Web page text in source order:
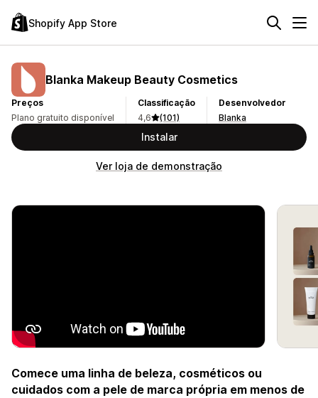
Shopify App Store
Blanka Makeup Beauty Cosmetics
Preços
Plano gratuito disponível
Classificação
4,6
(101)
Desenvolvedor
Blanka
Instalar
Ver loja de demonstração
Comece uma linha de beleza, cosméticos ou
cuidados com a pele de marca própria em menos de